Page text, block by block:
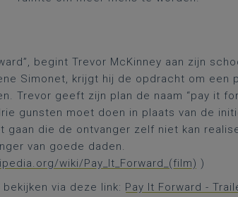
begint Trevor McKinney aan zijn
Simonet, krijgt hij de opdracht om
Trevor geeft zijn plan de naam “pay it
gunsten moet doen in plaats van de
gaan die de ontvanger zelf niet kan
van goede daden.
wiki/Pay_It_Forward_(film) )
via deze link: Pay It Forward -